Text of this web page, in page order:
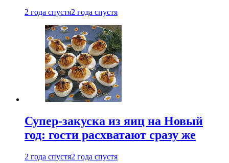
2 года спустя2 года спустя
Супер-закуска из яиц на Новый
год: гости расхватают сразу же
2 года спустя2 года спустя